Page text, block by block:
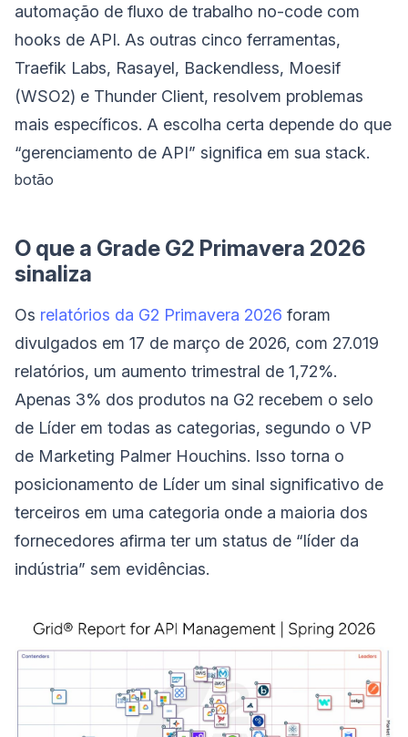
automação de fluxo de trabalho no-code com
hooks de API. As outras cinco ferramentas,
Traefik Labs, Rasayel, Backendless, Moesif
(WSO2) e Thunder Client, resolvem problemas
mais específicos. A escolha certa depende do que
“gerenciamento de API” significa em sua stack.
botão
O que a Grade G2 Primavera 2026
sinaliza
Os relatórios da G2 Primavera 2026 foram
divulgados em 17 de março de 2026, com 27.019
relatórios, um aumento trimestral de 1,72%.
Apenas 3% dos produtos na G2 recebem o selo
de Líder em todas as categorias, segundo o VP
de Marketing Palmer Houchins. Isso torna o
posicionamento de Líder um sinal significativo de
terceiros em uma categoria onde a maioria dos
fornecedores afirma ter um status de “líder da
indústria” sem evidências.